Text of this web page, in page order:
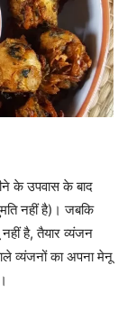
के उपवास के बाद
नहीं है)। जबकि
नहीं है, तैयार व्यंजन
व्यंजनों का अपना मेनू